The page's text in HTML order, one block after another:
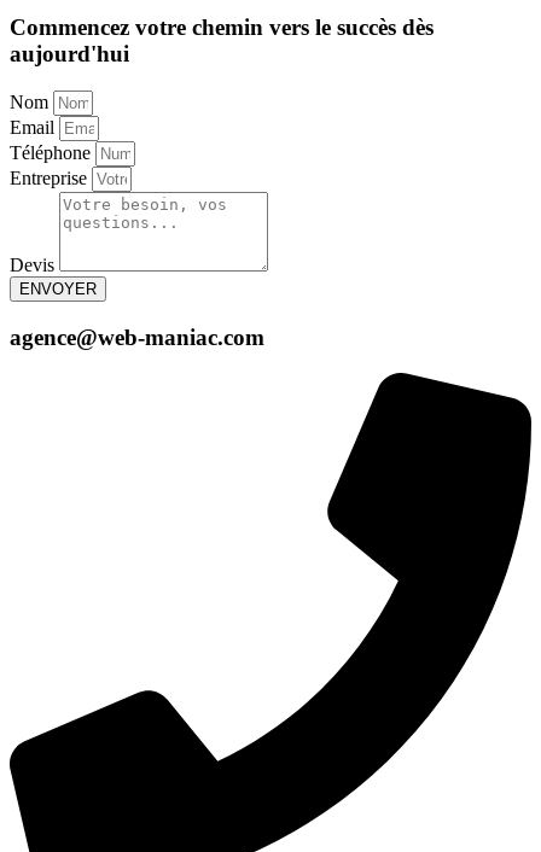
Commencez votre chemin vers le succès dès
aujourd'hui
Nom
Email
Téléphone
Entreprise
Devis
ENVOYER
agence@web-maniac.com